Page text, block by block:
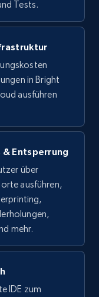
by using
Initial
count, and
Followers,
and
testen
Tests.
in Bright
ausführen
Entsperrung
über
ausführen,
mehr.
IDE zum